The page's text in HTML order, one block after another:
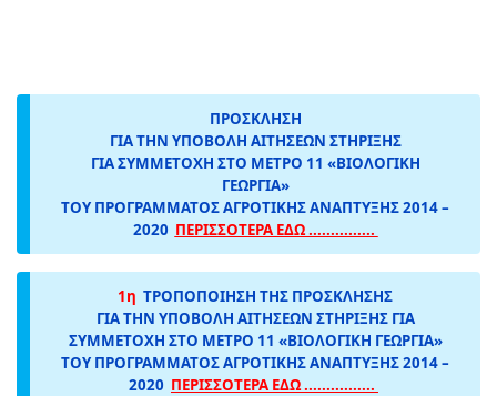
ΠΡΟΣΚΛΗΣΗ
ΓΙΑ ΤΗΝ ΥΠΟΒΟΛΗ ΑΙΤΗΣΕΩΝ ΣΤΗΡΙΞΗΣ
ΓΙΑ ΣΥΜΜΕΤΟΧΗ ΣΤΟ ΜΕΤΡΟ 11 «ΒΙΟΛΟΓΙΚΗ
ΓΕΩΡΓΙΑ»
ΤΟΥ ΠΡΟΓΡΑΜΜΑΤΟΣ ΑΓΡΟΤΙΚΗΣ ΑΝΑΠΤΥΞΗΣ 2014 –
2020 ΠΕΡΙΣΣΟΤΕΡΑ ΕΔΩ ...............
1η ΤΡΟΠΟΠΟΙΗΣΗ ΤΗΣ ΠΡΟΣΚΛΗΣΗΣ
ΓΙΑ ΤΗΝ ΥΠΟΒΟΛΗ ΑΙΤΗΣΕΩΝ ΣΤΗΡΙΞΗΣ ΓΙΑ
ΣΥΜΜΕΤΟΧΗ ΣΤΟ ΜΕΤΡΟ 11 «ΒΙΟΛΟΓΙΚΗ ΓΕΩΡΓΙΑ»
ΤΟΥ ΠΡΟΓΡΑΜΜΑΤΟΣ ΑΓΡΟΤΙΚΗΣ ΑΝΑΠΤΥΞΗΣ 2014 –
2020 ΠΕΡΙΣΣΟΤΕΡΑ ΕΔΩ ................